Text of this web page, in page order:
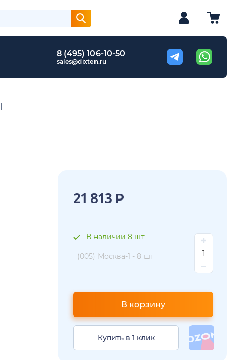
8 (495) 106-10-50
sales@dixten.ru
21 813 Р
В наличии 8 шт
(005) Москва-1 - 8 шт
В корзину
Купить в 1 клик